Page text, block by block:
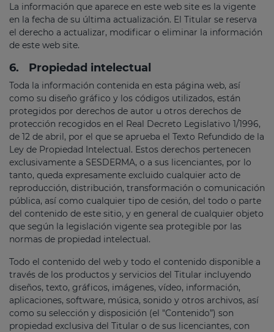
La información que aparece en este web site es la vigente
en la fecha de su última actualización. El Titular se reserva
el derecho a actualizar, modificar o eliminar la información
de este web site.
6. Propiedad intelectual
Toda la información contenida en esta página web, así
como su diseño gráfico y los códigos utilizados, están
protegidos por derechos de autor u otros derechos de
protección recogidos en el Real Decreto Legislativo 1/1996,
de 12 de abril, por el que se aprueba el Texto Refundido de la
Ley de Propiedad Intelectual. Estos derechos pertenecen
exclusivamente a SESDERMA, o a sus licenciantes, por lo
tanto, queda expresamente excluido cualquier acto de
reproducción, distribución, transformación o comunicación
pública, así como cualquier tipo de cesión, del todo o parte
del contenido de este sitio, y en general de cualquier objeto
que según la legislación vigente sea protegible por las
normas de propiedad intelectual.
Todo el contenido del web y todo el contenido disponible a
través de los productos y servicios del Titular incluyendo
diseños, texto, gráficos, imágenes, vídeo, información,
aplicaciones, software, música, sonido y otros archivos, así
como su selección y disposición (el "Contenido”) son
propiedad exclusiva del Titular o de sus licenciantes, con